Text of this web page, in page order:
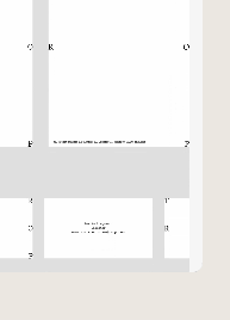
そのほか